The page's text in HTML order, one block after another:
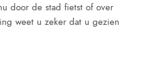
door de stad fietst of over
weet u zeker dat u gezien